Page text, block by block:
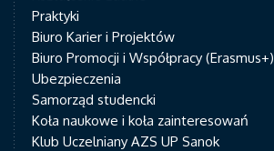
Praktyki
Biuro Karier i Projektów
Biuro Promocji i Współpracy (Erasmus+)
Ubezpieczenia
Samorząd studencki
Koła naukowe i koła zainteresowań
Klub Uczelniany AZS UP Sanok